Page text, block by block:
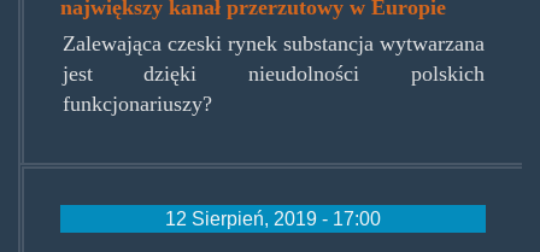
największy kanał przerzutowy w Europie
Zalewająca czeski rynek substancja wytwarzana
jest dzięki nieudolności polskich
funkcjonariuszy?
12 Sierpień, 2019 - 17:00